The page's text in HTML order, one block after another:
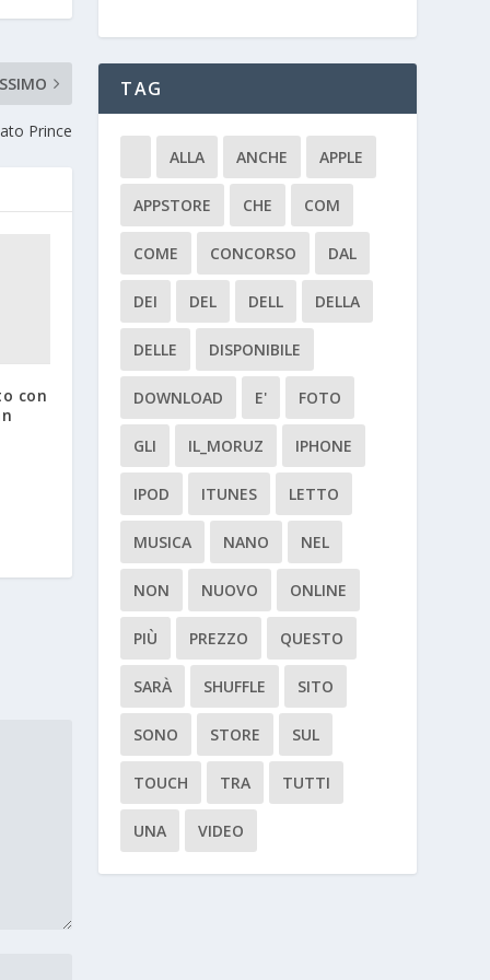
Prince
con
TAG
ALLA ANCHE APPLE
APPSTORE CHE COM
COME CONCORSO DAL
DEI DEL DELL DELLA
DELLE DISPONIBILE
DOWNLOAD E' FOTO
GLI IL_MORUZ IPHONE
IPOD ITUNES LETTO
MUSICA NANO NEL
NON NUOVO ONLINE
PIÙ PREZZO QUESTO
SARÀ SHUFFLE SITO
SONO STORE SUL
TOUCH TRA TUTTI
UNA VIDEO